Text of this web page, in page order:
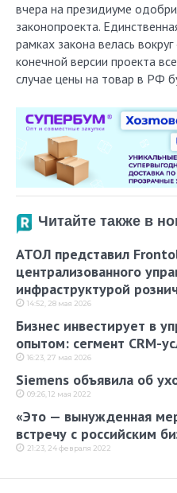
вчера на президиуме
законопроекта.
рамках закона велась
конечной версии проекта
случае цены на товар в РФ
Читайте также в
АТОЛ представил
централизованного
инфраструктурой
14:52, 28 мая 2026
Бизнес инвестирует в
опытом: сегмент CRM-
16:23, 27 мая 2026
Siemens объявила об
09:26, 12 мая 2022
«Это — вынужденная
встречу с российским
21:23, 24 февраля 2022